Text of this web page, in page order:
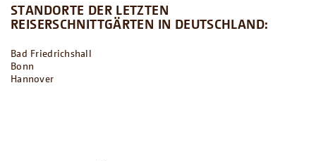
STANDORTE DER LETZTEN
REISERSCHNITTGÄRTEN IN DEUTSCHLAND:
Bad Friedrichshall
Bonn
Hannover